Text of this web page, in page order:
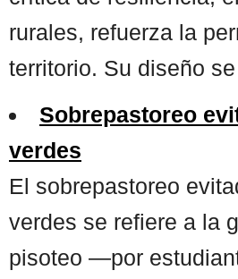
rurales, refuerza la
territorio. Su diseño
Sobrepastoreo
verdes
El sobrepastoreo
verdes se refiere a la
pisoteo —por